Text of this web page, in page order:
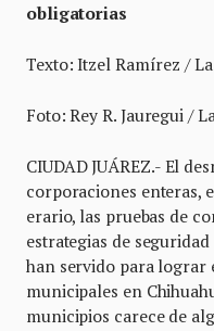
obligatorias
Texto: Itzel Ramírez /
Foto: Rey R. Jauregui /
CIUDAD JUÁREZ.- El
corporaciones enteras,
erario, las pruebas de
estrategias de
han servido para lograr
municipales en
municipios carece de